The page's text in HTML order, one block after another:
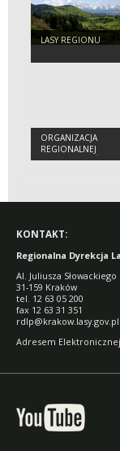
LASY REGIONU
ORGANIZACJA
REGIONALNEJ
DYREKCJI LASÓW
KONTAKT:
Regionalna Dyrekcja
Al. Juliusza Słowackiego
31-159 Kraków
tel. 12 63 05 200
fax 12 63 31 351
rdlp@krakow.lasy.gov.pl
Adresem Elektronicznej